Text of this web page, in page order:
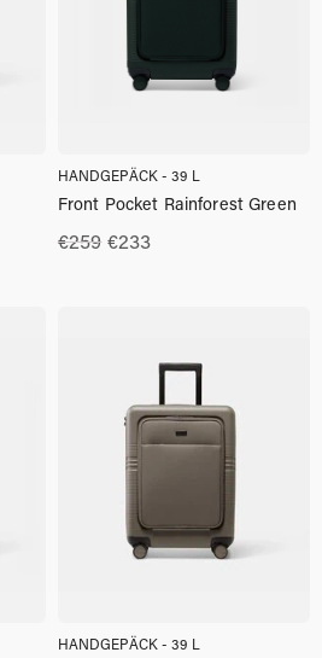
HANDGEPÄCK - 39 L
€259 Ursprünglicher
€233Aktueller
Front Pocket Rainforest Green
HANDGEPÄCK - 39 L